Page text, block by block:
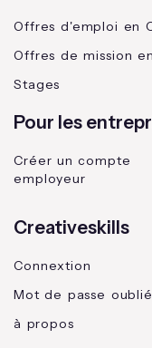
Offres d'emploi en
Offres de mission
Stages
Pour les
Créer un compte
employeur
Creativeskills
Connextion
Mot de passe
à propos